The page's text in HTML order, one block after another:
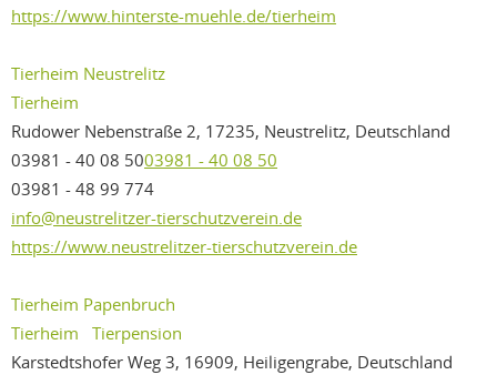
https://www.hinterste-muehle.de/tierheim
Tierheim Neustrelitz
Tierheim
Rudower Nebenstraße 2, 17235, Neustrelitz, Deutschland
03981 - 40 08 5003981 - 40 08 50
03981 - 48 99 774
info@neustrelitzer-tierschutzverein.de
https://www.neustrelitzer-tierschutzverein.de
Tierheim Papenbruch
Tierheim
Tierpension
Karstedtshofer Weg 3, 16909, Heiligengrabe, Deutschland